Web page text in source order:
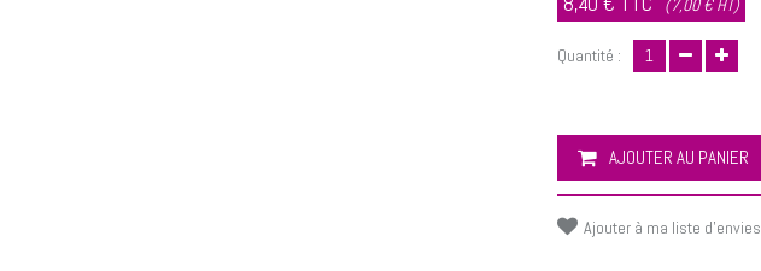
(7,00 € HT)
Quantité :
AJOUTER AU PANIER
Ajouter à ma liste d'envies